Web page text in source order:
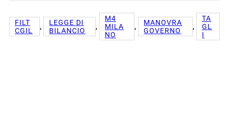
FILT
CGIL
,
LEGGE DI
BILANCIO
,
M4
MILA
NO
,
MANOVRA
GOVERNO
,
TA
GL
I